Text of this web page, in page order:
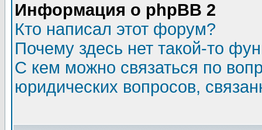
Информация о phpBB 2
Кто написал этот форум?
Почему здесь нет такой-то
С кем можно связаться по
юридических вопросов,